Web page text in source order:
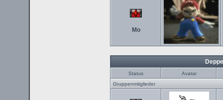
Mo
Status
Avatar
Gruppenmitglieder